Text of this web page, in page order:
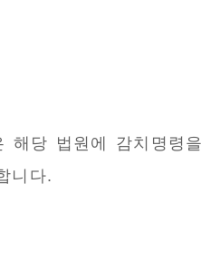
당 법원에 감치명령
니다.